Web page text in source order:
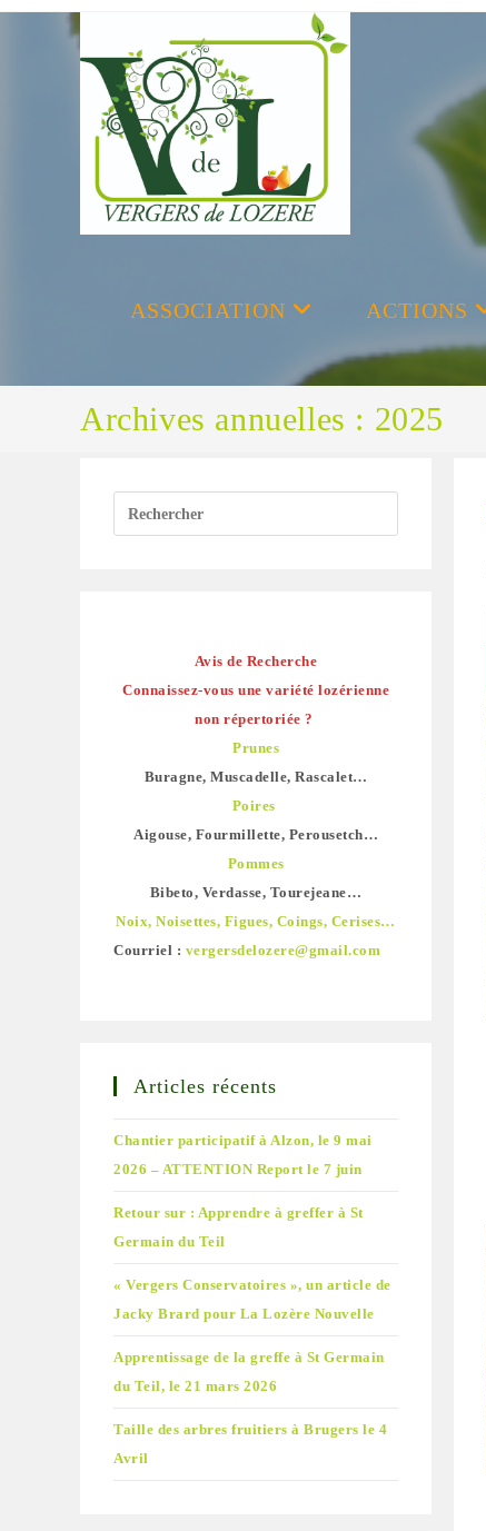
Skip
ASSOCIATION ACTIONS
Archives annuelles : 2025
Avis de Recherche
Connaissez-vous une variété lozérienne
non répertoriée ?
Prunes
Buragne, Muscadelle, Rascalet…
Poires
Aigouse, Fourmillette, Perousetch…
Pommes
Bibeto, Verdasse, Tourejeane…
Noix, Noisettes, Figues, Coings, Cerises…
Courriel : vergersdelozere@gmail.com
Articles récents
Chantier participatif à Alzon, le 9 mai
2026 – ATTENTION Report le 7 juin
Retour sur : Apprendre à greffer à St
Germain du Teil
« Vergers Conservatoires », un article de
Jacky Brard pour La Lozère Nouvelle
Apprentissage de la greffe à St Germain
du Teil, le 21 mars 2026
Taille des arbres fruitiers à Brugers le 4
Avril